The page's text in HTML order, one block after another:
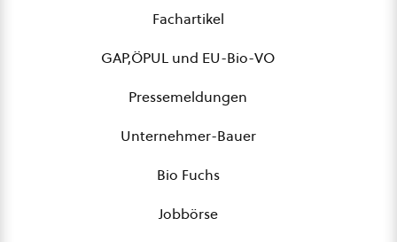
Fachartikel
GAP,ÖPUL und EU-Bio-VO
Pressemeldungen
Unternehmer-Bauer
Bio Fuchs
Jobbörse